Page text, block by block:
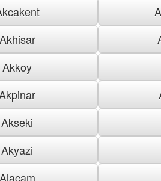
Akkoy
Akseki
Akyazi